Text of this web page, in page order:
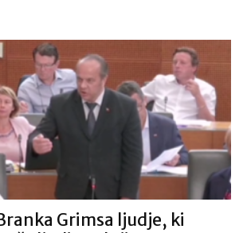
Grimsa ljudje, ki